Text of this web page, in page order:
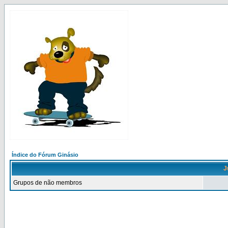
Índice do Fórum Ginásio
Grupos de não membros